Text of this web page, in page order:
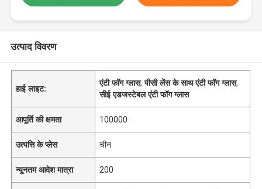
उत्पाद विवरण
हाई लाइट:
एंटी फॉग ग्लास,पीसी लेंस के साथ एंटी फॉग ग्लास,
सीई एडजस्टेबल एंटी फॉग ग्लास
आपूर्ति की क्षमता 100000
उत्पत्ति के प्लेस चीन
न्यूनतम आदेश मात्रा 200